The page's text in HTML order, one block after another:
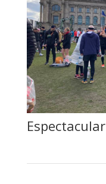
Espectacular